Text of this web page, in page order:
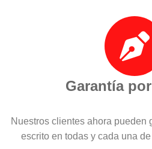
Garantía
Nuestros clientes ahora pueden
escrito en todas y cada una